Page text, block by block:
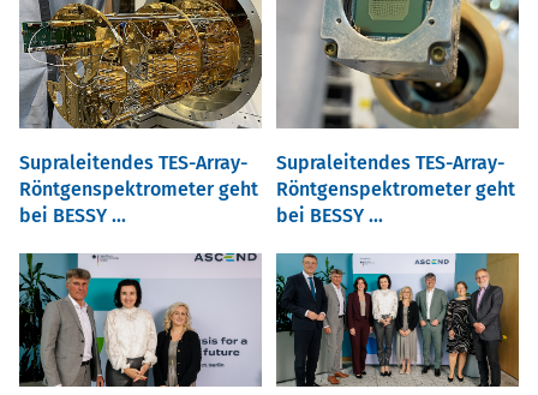
Supraleitendes TES-Array-
Röntgenspektrometer geht
bei BESSY ...
Supraleitendes TES-Array-
Röntgenspektrometer geht
bei BESSY ...